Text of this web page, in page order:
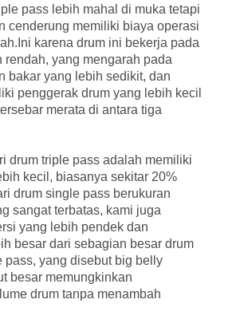
pass lebih mahal di muka tetapi
cenderung memiliki biaya operasi
karena drum ini bekerja pada
rendah, yang mengarah pada
bakar yang lebih sedikit, dan
penggerak drum yang lebih kecil
merata di antara tiga
drum triple pass adalah memiliki
kecil, biasanya sekitar 20%
drum single pass berukuran
sangat terbatas, kami juga
yang lebih pendek dan
besar dari sebagian besar drum
pass, yang disebut big belly
besar memungkinkan
drum tanpa menambah